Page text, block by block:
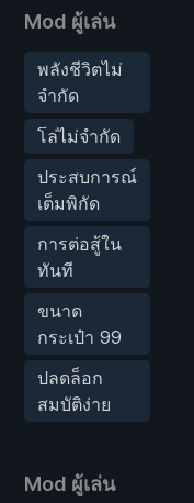
Mod ผู้เล่น
พลังชีวิตไม่
จำกัด
โล่ไม่จำกัด
ประสบการณ์
เต็มพิกัด
การต่อสู้ใน
ทันที
ขนาด
กระเป๋า 99
ปลดล็อก
สมบัติง่าย
Mod ผู้เล่น